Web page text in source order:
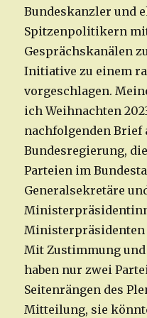
Bundeskanzler und
Spitzenpolitikern
Gesprächskanälen
Initiative zu einem
vorgeschlagen.
ich Weihnachten
nachfolgenden Brief
Bundesregierung,
Parteien im
Generalsekretäre
Ministerpräsidenten
Mit Zustimmung
haben nur zwei
Seitenrängen des
Mitteilung, sie